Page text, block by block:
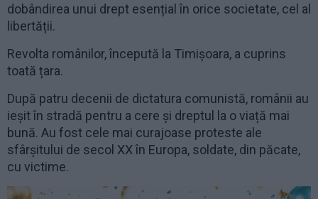
dobândirea unui drept esențial în orice societate, cel al
libertății.
Revolta românilor, începută la Timişoara, a cuprins
toată țara.
După patru decenii de dictatura comunistă, românii au
ieșit în stradă pentru a cere și dreptul la o viață mai
bună. Au fost cele mai curajoase proteste ale
sfârșitului de secol XX în Europa, soldate, din păcate,
cu victime.